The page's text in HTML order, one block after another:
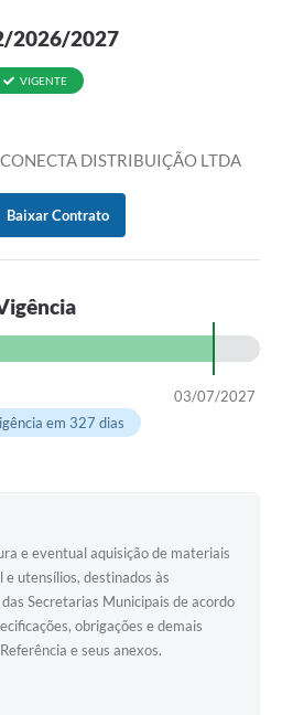
2026/2027
VIGENTE
CONECTA DISTRIBUIÇÃO LTDA
Baixar Contrato
03/07/2027
em 327 dias
e eventual aquisição de materiais
e utensílios, destinados às
Secretarias Municipais de acordo
obrigações e demais
e seus anexos.